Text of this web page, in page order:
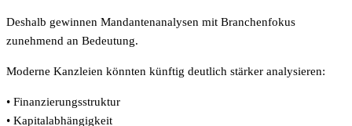
Deshalb gewinnen Mandantenanalysen mit Branchenfokus
zunehmend an Bedeutung.
Moderne Kanzleien könnten künftig deutlich stärker analysieren:
• Finanzierungsstruktur
• Kapitalabhängigkeit